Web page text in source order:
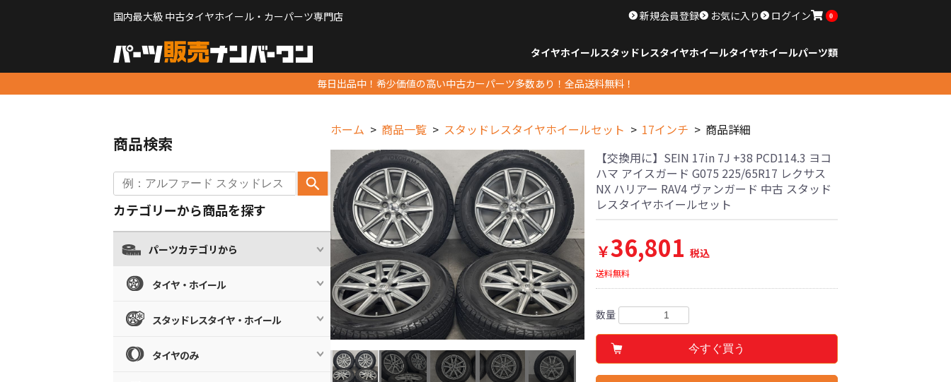
国内最大級 中古タイヤホイール・カーパーツ専門店 新規会員登録 お気に入り ログイン 0
タイヤホイールスタッドレスタイヤホイールタイヤホイールパーツ類
毎日出品中！希少価値の高い中古カーパーツ多数あり！全品送料無料！
ホーム 商品一覧 スタッドレスタイヤホイールセット 17インチ 商品詳細
【交換用に】SEIN 17in 7J +38 PCD114.3 ヨコ
ハマ アイスガード G075 225/65R17 レクサス
NX ハリアー RAV4 ヴァンガード 中古 スタッド
レスタイヤホイールセット
￥36,801 税込
送料無料
数量
今すぐ買う
商品検索
カテゴリーから商品を探す
パーツカテゴリから
タイヤ・ホイール
スタッドレスタイヤ・ホイール
タイヤのみ